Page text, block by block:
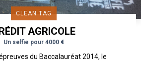
CLEAN TAG
AGRICOLE
Un selfie pour 4000 €
du Baccalauréat 2014, le